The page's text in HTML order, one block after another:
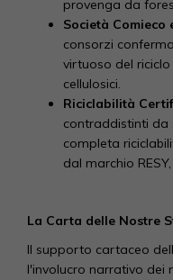
provenga da
Società Comieco
consorzi
virtuoso del
cellulosici.
Riciclabilità
contraddistinti da
completa
dal marchio
La Carta delle Nostre
Il supporto cartaceo
l'involucro narrativo dei